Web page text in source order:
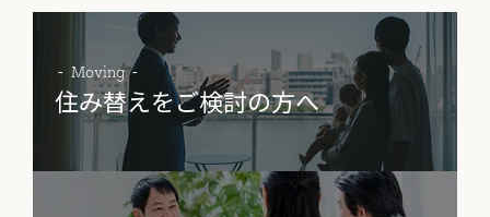
物件売却に関する
お問い合わせ
土地売却に関する
お問い合わせ
総合
お問い合わせ
Moving
住み替えをご検討の方へ